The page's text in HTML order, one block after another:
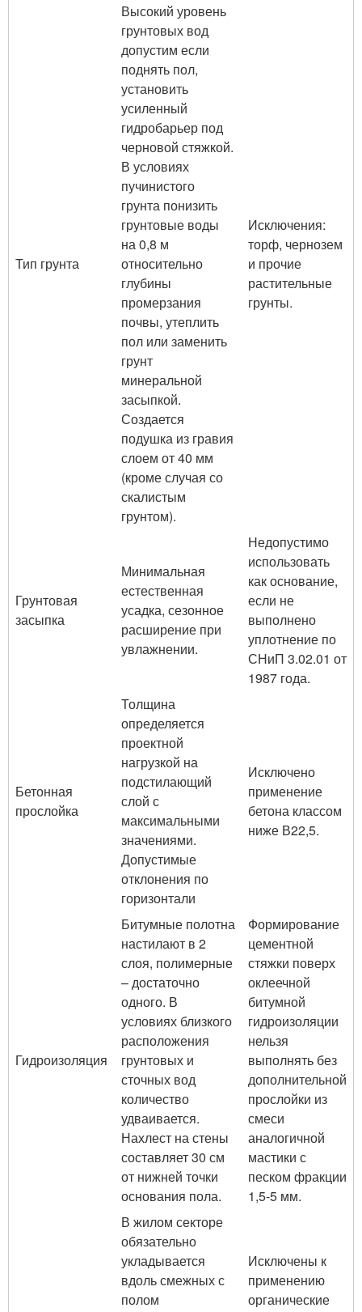
Тип грунта
Высокий уровень
грунтовых вод
допустим если
поднять пол,
установить
усиленный
гидробарьер под
черновой стяжкой.
В условиях
пучинистого
грунта понизить
грунтовые воды
на 0,8 м
относительно
глубины
промерзания
почвы, утеплить
пол или заменить
грунт
минеральной
засыпкой.
Создается
подушка из гравия
слоем от 40 мм
(кроме случая со
скалистым
грунтом).
Исключения:
торф, чернозем
и прочие
растительные
грунты.
Грунтовая
засыпка
Минимальная
естественная
усадка, сезонное
расширение при
увлажнении.
Недопустимо
использовать
как основание,
если не
выполнено
уплотнение по
СНиП 3.02.01 от
1987 года.
Бетонная
прослойка
Толщина
определяется
проектной
нагрузкой на
подстилающий
слой с
максимальными
значениями.
Допустимые
отклонения по
горизонтали
Исключено
применение
бетона классом
ниже В22,5.
Гидроизоляция
Битумные полотна
настилают в 2
слоя, полимерные
– достаточно
одного. В
условиях близкого
расположения
грунтовых и
сточных вод
количество
удваивается.
Нахлест на стены
составляет 30 см
от нижней точки
основания пола.
Формирование
цементной
стяжки поверх
оклеечной
битумной
гидроизоляции
нельзя
выполнять без
дополнительной
прослойки из
смеси
аналогичной
мастики с
песком фракции
1,5-5 мм.
В жилом секторе
обязательно
укладывается
вдоль смежных с
полом
Исключены к
применению
органические